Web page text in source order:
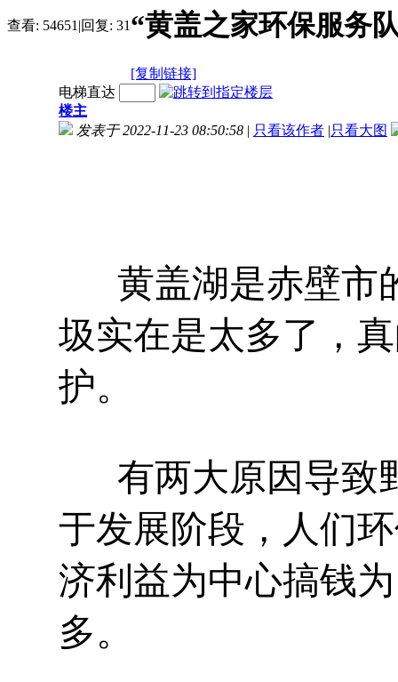
查看: 54651 |回复: 31 “黄盖之家环保服务
[复制链接]
电梯直达
楼主
发表于 2022-11-23 08:50:58 | 只看该作者 |只看大图
黄盖湖是赤壁市
圾实在是太多了，
护。
有两大原因导致
于发展阶段，人们
济利益为中心搞钱
多。